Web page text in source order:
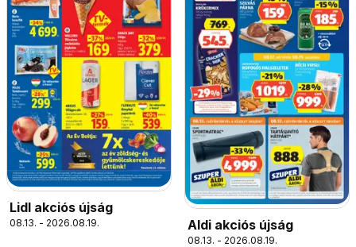
Lidl akciós újság
08.13. - 2026.08.19. Aldi akciós újság
08.13. - 2026.08.19.